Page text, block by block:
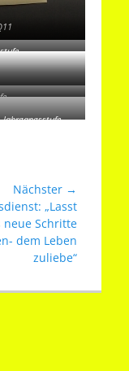
Nächster →
„Lasst
neue Schritte
dem Leben
zuliebe“